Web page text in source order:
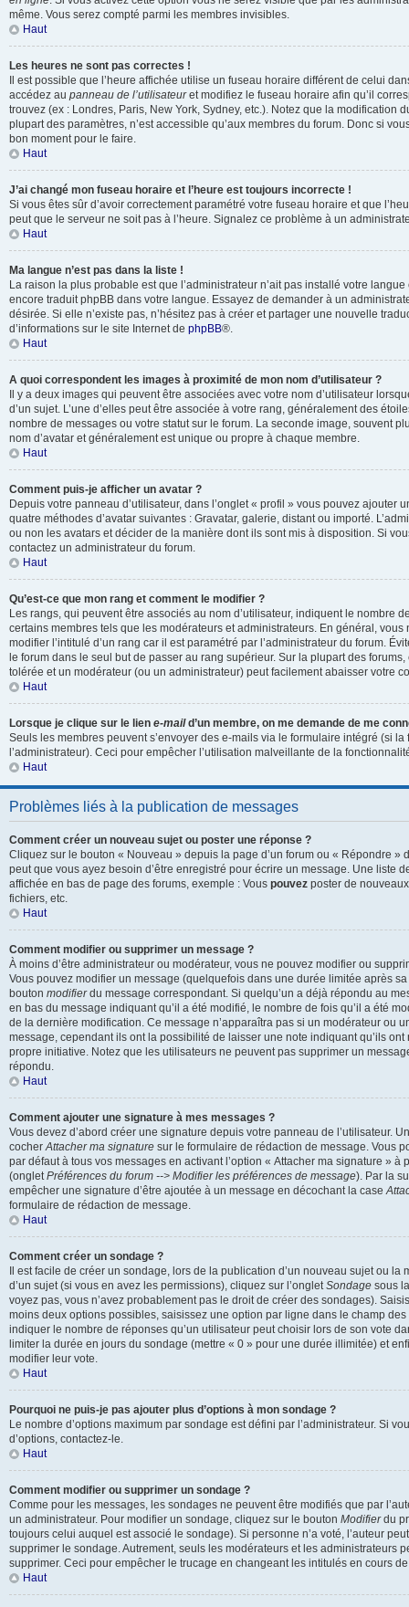
même. Vous serez compté parmi les membres invisibles.
Haut
Les heures ne sont pas correctes !
Il est possible que l’heure affichée utilise un fuseau horaire différent de celui
accédez au panneau de l’utilisateuret modifiez le fuseau horaire afin qu’il
trouvez (ex : Londres, Paris, New York, Sydney, etc.). Notez que la modification
plupart des paramètres, n’est accessible qu’aux membres du forum. Donc si
bon moment pour le faire.
Haut
J’ai changé mon fuseau horaire et l’heure est toujours incorrecte !
Si vous êtes sûr d’avoir correctement paramétré votre fuseau horaire et que
peut que le serveur ne soit pas à l’heure. Signalez ce problème à un
Haut
Ma langue n’est pas dans la liste !
La raison la plus probable est que l’administrateur n’ait pas installé votre
encore traduit phpBB dans votre langue. Essayez de demander à un
désirée. Si elle n’existe pas, n’hésitez pas à créer et partager une nouvelle
d’informations sur le site Internet de phpBB®.
Haut
A quoi correspondent les images à proximité de mon nom d’utilisateur ?
Il y a deux images qui peuvent être associées avec votre nom d’utilisateur
d’un sujet. L’une d’elles peut être associée à votre rang, généralement des
nombre de messages ou votre statut sur le forum. La seconde image, souvent
nom d’avatar et généralement est unique ou propre à chaque membre.
Haut
Comment puis-je afficher un avatar ?
Depuis votre panneau d’utilisateur, dans l’onglet « profil » vous pouvez ajouter
quatre méthodes d’avatar suivantes : Gravatar, galerie, distant ou importé.
ou non les avatars et décider de la manière dont ils sont mis à disposition. Si
contactez un administrateur du forum.
Haut
Qu’est-ce que mon rang et comment le modifier ?
Les rangs, qui peuvent être associés au nom d’utilisateur, indiquent le nombre
certains membres tels que les modérateurs et administrateurs. En général, vous
modifier l’intitulé d’un rang car il est paramétré par l’administrateur du forum.
le forum dans le seul but de passer au rang supérieur. Sur la plupart des
tolérée et un modérateur (ou un administrateur) peut facilement abaisser votre
Haut
Lorsque je clique sur le lien e-maild’un membre, on me demande de me
Seuls les membres peuvent s’envoyer des e-mails via le formulaire intégré (si
l’administrateur). Ceci pour empêcher l’utilisation malveillante de la
Haut
Problèmes liés à la publication de messages
Comment créer un nouveau sujet ou poster une réponse ?
Cliquez sur le bouton « Nouveau » depuis la page d’un forum ou « Répondre »
peut que vous ayez besoin d’être enregistré pour écrire un message. Une liste
affichée en bas de page des forums, exemple : Vous pouvez poster de
fichiers, etc.
Haut
Comment modifier ou supprimer un message ?
À moins d’être administrateur ou modérateur, vous ne pouvez modifier ou
Vous pouvez modifier un message (quelquefois dans une durée limitée après
bouton modifierdu message correspondant. Si quelqu’un a déjà répondu au
en bas du message indiquant qu’il a été modifié, le nombre de fois qu’il a été
de la dernière modification. Ce message n’apparaîtra pas si un modérateur ou
message, cependant ils ont la possibilité de laisser une note indiquant qu’ils
propre initiative. Notez que les utilisateurs ne peuvent pas supprimer un
répondu.
Haut
Comment ajouter une signature à mes messages ?
Vous devez d’abord créer une signature depuis votre panneau de l’utilisateur.
cocherAttacher ma signature sur le formulaire de rédaction de message. Vous
par défaut à tous vos messages en activant l’option « Attacher ma signature » à
(ongletPréférences du forum --> Modifier les préférences de message). Par la
empêcher une signature d’être ajoutée à un message en décochant la case
formulaire de rédaction de message.
Haut
Comment créer un sondage ?
Il est facile de créer un sondage, lors de la publication d’un nouveau sujet ou
d’un sujet (si vous en avez les permissions), cliquez sur l’ongletSondage sous
voyez pas, vous n’avez probablement pas le droit de créer des sondages).
moins deux options possibles, saisissez une option par ligne dans le champ
indiquer le nombre de réponses qu’un utilisateur peut choisir lors de son vote
limiter la durée en jours du sondage (mettre « 0 » pour une durée illimitée) et
modifier leur vote.
Haut
Pourquoi ne puis-je pas ajouter plus d’options à mon sondage ?
Le nombre d’options maximum par sondage est défini par l’administrateur. Si
d’options, contactez-le.
Haut
Comment modifier ou supprimer un sondage ?
Comme pour les messages, les sondages ne peuvent être modifiés que par
un administrateur. Pour modifier un sondage, cliquez sur le bouton Modifierdu
toujours celui auquel est associé le sondage). Si personne n’a voté, l’auteur
supprimer le sondage. Autrement, seuls les modérateurs et les administrateurs
supprimer. Ceci pour empêcher le trucage en changeant les intitulés en cours
Haut